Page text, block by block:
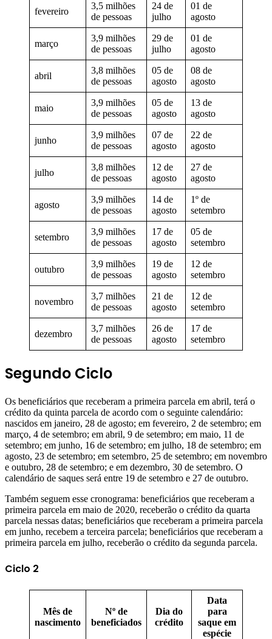
fevereiro
3,5 milhões
de pessoas
24 de
julho
01 de
agosto
março
3,9 milhões
de pessoas
29 de
julho
01 de
agosto
abril
3,8 milhões
de pessoas
05 de
agosto
08 de
agosto
maio
3,9 milhões
de pessoas
05 de
agosto
13 de
agosto
junho
3,9 milhões
de pessoas
07 de
agosto
22 de
agosto
julho
3,8 milhões
de pessoas
12 de
agosto
27 de
agosto
agosto
3,9 milhões
de pessoas
14 de
agosto
1º de
setembro
setembro
3,9 milhões
de pessoas
17 de
agosto
05 de
setembro
outubro
3,9 milhões
de pessoas
19 de
agosto
12 de
setembro
novembro
3,7 milhões
de pessoas
21 de
agosto
12 de
setembro
dezembro
3,7 milhões
de pessoas
26 de
agosto
17 de
setembro
Segundo Ciclo
Os beneficiários que receberam a primeira parcela em abril, terá o
crédito da quinta parcela de acordo com o seguinte calendário:
nascidos em janeiro, 28 de agosto; em fevereiro, 2 de setembro; em
março, 4 de setembro; em abril, 9 de setembro; em maio, 11 de
setembro; em junho, 16 de setembro; em julho, 18 de setembro; em
agosto, 23 de setembro; em setembro, 25 de setembro; em novembro
e outubro, 28 de setembro; e em dezembro, 30 de setembro. O
calendário de saques será entre 19 de setembro e 27 de outubro.
Também seguem esse cronograma: beneficiários que receberam a
primeira parcela em maio de 2020, receberão o crédito da quarta
parcela nessas datas; beneficiários que receberam a primeira parcela
em junho, recebem a terceira parcela; beneficiários que receberam a
primeira parcela em julho, receberão o crédito da segunda parcela.
Ciclo 2
Mês de
nascimento
Nº de
beneficiados
Dia do
crédito
Data
para
saque em
espécie